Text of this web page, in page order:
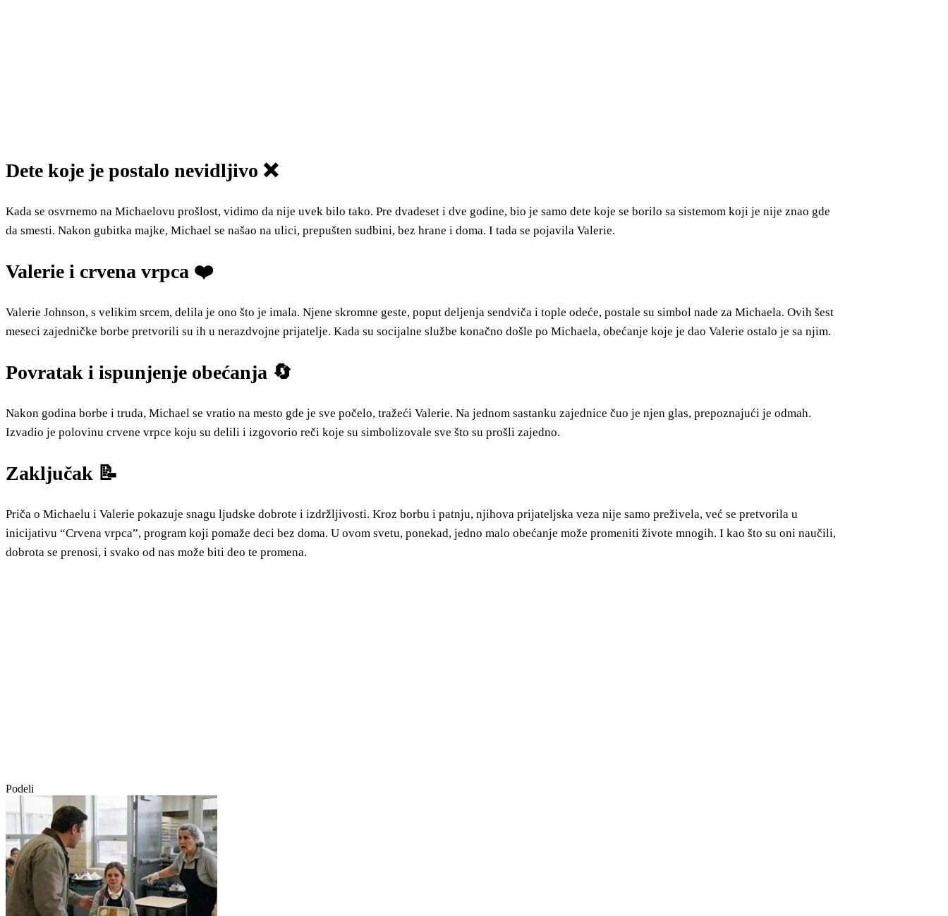
Dete koje je postalo nevidljivo ❌
Kada se osvrnemo na Michaelovu prošlost, vidimo da nije uvek bilo tako. Pre dvadeset i dve godine, bio je samo dete koje se borilo sa sistemom koji je nije znao gde
da smesti. Nakon gubitka majke, Michael se našao na ulici, prepušten sudbini, bez hrane i doma. I tada se pojavila Valerie.
Valerie i crvena vrpca ❤️
Valerie Johnson, s velikim srcem, delila je ono što je imala. Njene skromne geste, poput deljenja sendviča i tople odeće, postale su simbol nade za Michaela. Ovih šest
meseci zajedničke borbe pretvorili su ih u nerazdvojne prijatelje. Kada su socijalne službe konačno došle po Michaela, obećanje koje je dao Valerie ostalo je sa njim.
Povratak i ispunjenje obećanja 🔄
Nakon godina borbe i truda, Michael se vratio na mesto gde je sve počelo, tražeći Valerie. Na jednom sastanku zajednice čuo je njen glas, prepoznajući je odmah.
Izvadio je polovinu crvene vrpce koju su delili i izgovorio reči koje su simbolizovale sve što su prošli zajedno.
Zaključak 📝
Priča o Michaelu i Valerie pokazuje snagu ljudske dobrote i izdržljivosti. Kroz borbu i patnju, njihova prijateljska veza nije samo preživela, već se pretvorila u
inicijativu “Crvena vrpca”, program koji pomaže deci bez doma. U ovom svetu, ponekad, jedno malo obećanje može promeniti živote mnogih. I kao što su oni naučili,
dobrota se prenosi, i svako od nas može biti deo te promena.
Podeli